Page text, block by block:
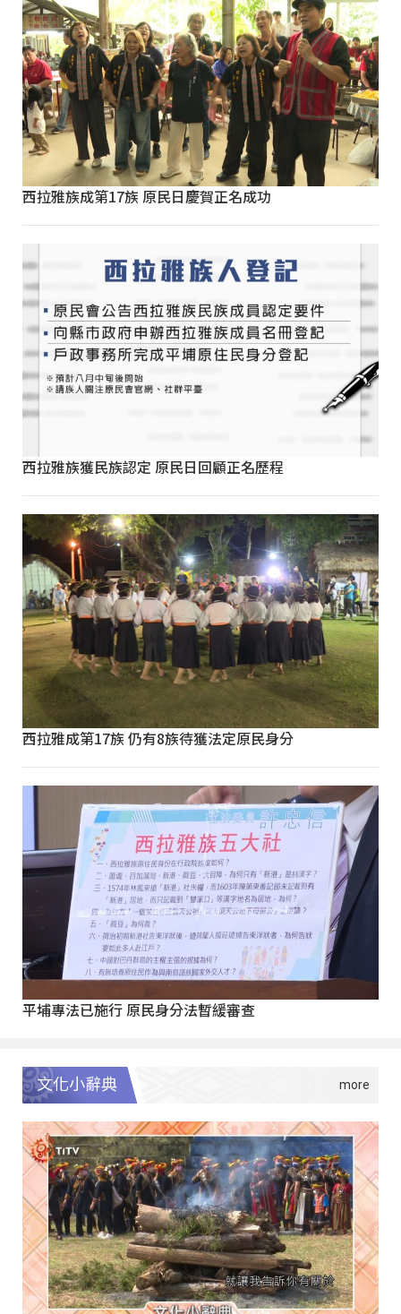
西拉雅族成第17族 原民日慶賀正名成功
西拉雅族獲民族認定 原民日回顧正名歷程
西拉雅成第17族 仍有8族待獲法定原民身分
平埔專法已施行 原民身分法暫緩審查
文化小辭典